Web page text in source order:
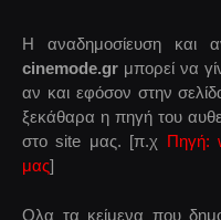
Η αναδημοσίευση και
cinemode.gr μπορεί να
αν και εφόσον στην
ξεκάθαρα η πηγή του
στο site μας. [π.χ Πηγή:
μας]
Ολα τα κείμενα που